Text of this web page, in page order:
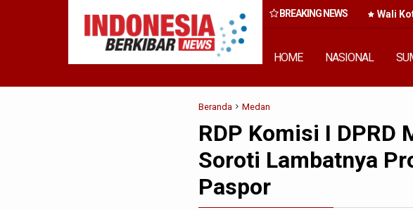
BREAKING NEWS
Wong Cun Sen: Ini Bukan Kegiatan Formal, Tapi Komitmen Wujudkan
Pembangunan Inklusif
Wali
HOME NASIONAL
Beranda Medan
RDP Komisi I DPRD
Soroti Lambatnya
Paspor